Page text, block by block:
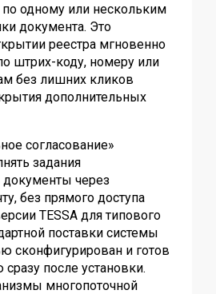
по одному или нескольким
документа. Это
реестра мгновенно
штрих-коду, номеру или
без лишних кликов
дополнительных
согласование»
задания
документы через
без прямого доступа
TESSA для типового
поставки системы
сконфигурирован и готов
после установки.
многопоточной